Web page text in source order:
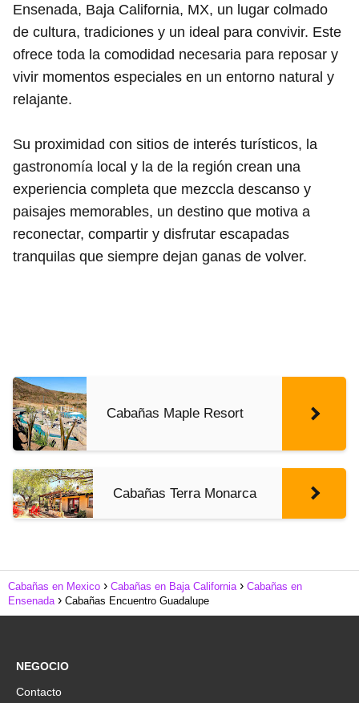
Ensenada, Baja California, MX, un lugar colmado
de cultura, tradiciones y un ideal para convivir. Este
ofrece toda la comodidad necesaria para reposar y
vivir momentos especiales en un entorno natural y
relajante.
Su proximidad con sitios de interés turísticos, la
gastronomía local y la de la región crean una
experiencia completa que mezccla descanso y
paisajes memorables, un destino que motiva a
reconectar, compartir y disfrutar escapadas
tranquilas que siempre dejan ganas de volver.
Cabañas Maple Resort
Cabañas Terra Monarca
Cabañas en Mexico Cabañas en Baja California
Cabañas en
Ensenada
Cabañas Encuentro Guadalupe
NEGOCIO
Contacto